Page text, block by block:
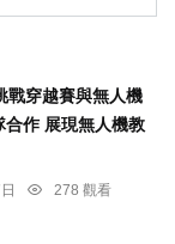
戰穿越賽與無人機
合作 展現無人機教
278 觀看